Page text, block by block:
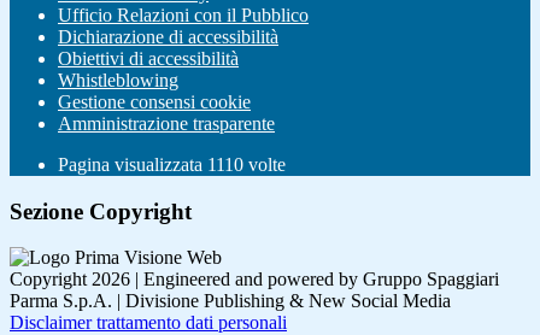
Ufficio Relazioni con il Pubblico
Dichiarazione di accessibilità
Obiettivi di accessibilità
Whistleblowing
Gestione consensi cookie
Amministrazione trasparente
Pagina visualizzata 1110 volte
Sezione Copyright
Copyright 2026 | Engineered and powered by Gruppo Spaggiari
Parma S.p.A. | Divisione Publishing & New Social Media
Disclaimer trattamento dati personali